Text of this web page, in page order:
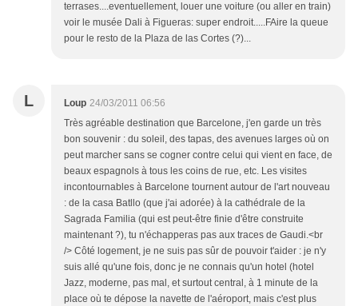
terrases....eventuellement, louer une voiture (ou aller en train)
voir le musée Dali à Figueras: super endroit.....FAire la queue
pour le resto de la Plaza de las Cortes (?)...
L Loup 24/03/2011 06:56
Très agréable destination que Barcelone, j'en garde un très
bon souvenir : du soleil, des tapas, des avenues larges où on
peut marcher sans se cogner contre celui qui vient en face, de
beaux espagnols à tous les coins de rue, etc. Les visites
incontournables à Barcelone tournent autour de l'art nouveau
: de la casa Batllo (que j'ai adorée) à la cathédrale de la
Sagrada Familia (qui est peut-être finie d'être construite
maintenant ?), tu n'échapperas pas aux traces de Gaudi.<br
/> Côté logement, je ne suis pas sûr de pouvoir t'aider : je n'y
suis allé qu'une fois, donc je ne connais qu'un hotel (hotel
Jazz, moderne, pas mal, et surtout central, à 1 minute de la
place où te dépose la navette de l'aéroport, mais c'est plus